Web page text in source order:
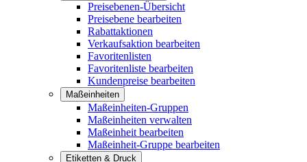
Preisebenen-Übersicht
Preisebene bearbeiten
Rabattaktionen
Verkaufsaktion bearbeiten
Favoritenlisten
Favoritenliste bearbeiten
Kundenpreise bearbeiten
Maßeinheiten
Maßeinheiten-Gruppen
Maßeinheiten verwalten
Maßeinheit bearbeiten
Maßeinheit-Gruppe bearbeiten
Etiketten & Druck